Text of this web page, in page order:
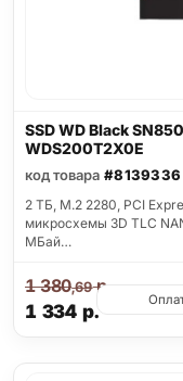
SSD WD Black
WDS200T2X0E
код товара #8139336
2 ТБ, M.2 2280, PCI
микросхемы 3D TLC
МБай…
1 334 р.
1 380,69р.